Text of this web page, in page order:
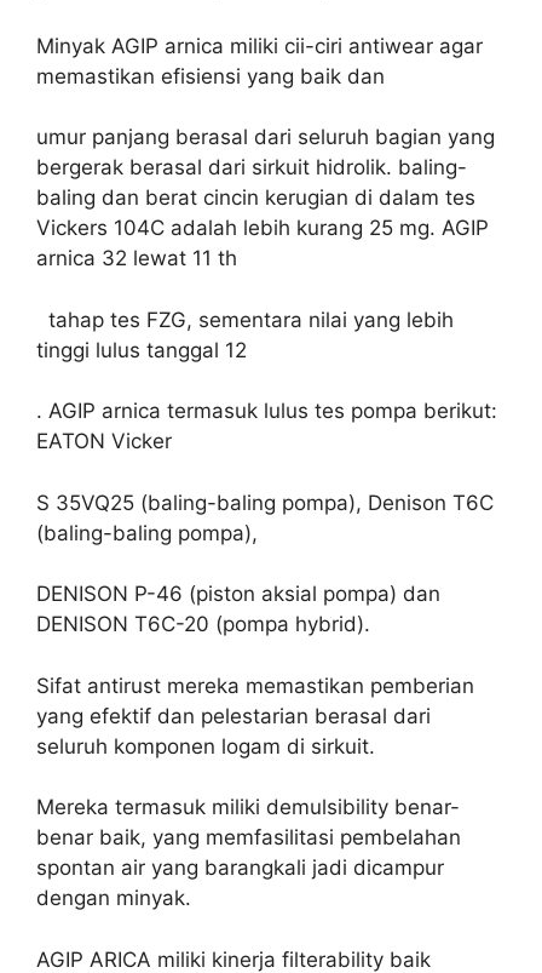
Minyak AGIP arnica miliki cii-ciri antiwear agar
memastikan efisiensi yang baik dan
umur panjang berasal dari seluruh bagian yang
bergerak berasal dari sirkuit hidrolik. baling-
baling dan berat cincin kerugian di dalam tes
Vickers 104C adalah lebih kurang 25 mg. AGIP
arnica 32 lewat 11 th
tahap tes FZG, sementara nilai yang lebih
tinggi lulus tanggal 12
. AGIP arnica termasuk lulus tes pompa berikut:
EATON Vicker
S 35VQ25 (baling-baling pompa), Denison T6C
(baling-baling pompa),
DENISON P-46 (piston aksial pompa) dan
DENISON T6C-20 (pompa hybrid).
Sifat antirust mereka memastikan pemberian
yang efektif dan pelestarian berasal dari
seluruh komponen logam di sirkuit.
Mereka termasuk miliki demulsibility benar-
benar baik, yang memfasilitasi pembelahan
spontan air yang barangkali jadi dicampur
dengan minyak.
AGIP ARICA miliki kinerja filterability baik